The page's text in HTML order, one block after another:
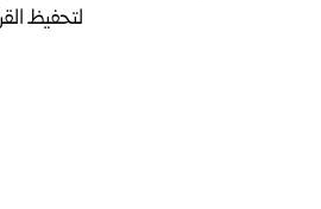
لتحفيظ